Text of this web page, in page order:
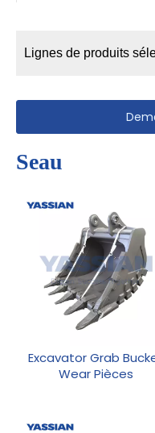
Lignes de produits
Seau
Excavator Grab
Wear Pièces